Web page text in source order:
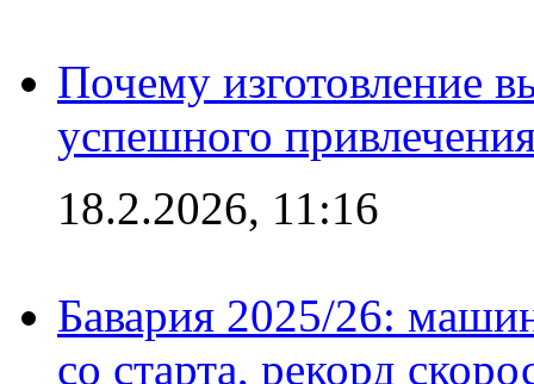
Почему изготовление
успешного
18.2.2026, 11:16
Бавария 2025/26:
со старта, рекорд